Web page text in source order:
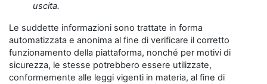
uscita.
Le suddette informazioni sono trattate in forma
automatizzata e anonima al fine di verificare il corretto
funzionamento della piattaforma, nonché per motivi di
sicurezza, le stesse potrebbero essere utilizzate,
conformemente alle leggi vigenti in materia, al fine di